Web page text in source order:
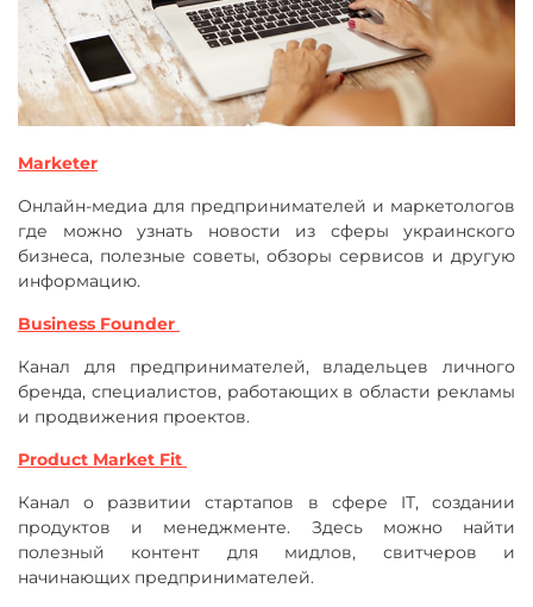
Marketer
Онлайн-медиа для предпринимателей и маркетологов
где можно узнать новости из сферы украинского
бизнеса, полезные советы, обзоры сервисов и другую
информацию.
Business Founder
Канал для предпринимателей, владельцев личного
бренда, специалистов, работающих в области рекламы
и продвижения проектов.
Product Market Fit
Канал о развитии стартапов в сфере IT, создании
продуктов и менеджменте. Здесь можно найти
полезный контент для мидлов, свитчеров и
начинающих предпринимателей.